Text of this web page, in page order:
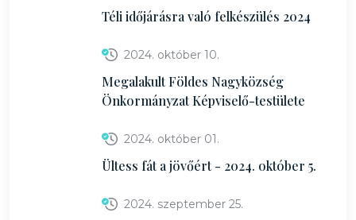
Téli időjárásra való felkészülés 2024
2024. október 10.
Megalakult Földes Nagyközség
Önkormányzat Képviselő-testülete
2024. október 01.
Ültess fát a jövőért - 2024. október 5.
2024. szeptember 25.